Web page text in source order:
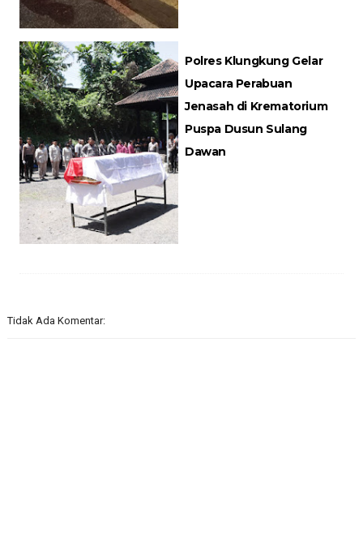
Polres Klungkung Gelar
Upacara Perabuan
Jenasah di Krematorium
Puspa Dusun Sulang
Dawan
Tidak Ada Komentar: